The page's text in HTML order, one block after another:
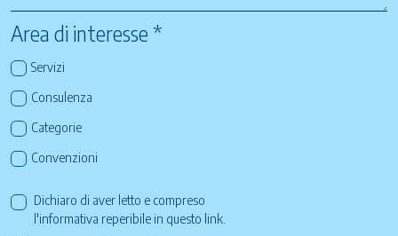
Area di interesse *
Servizi
Consulenza
Categorie
Convenzioni
Dichiaro di aver letto e compreso
l'informativa reperibile in questo link